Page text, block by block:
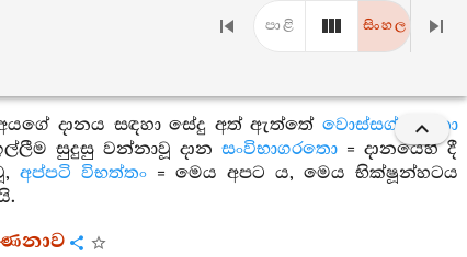
පාළි සිංහල
දානය සඳහා සේදු අත් ඇත්තේ වොස්සග්ගරතො
සුදුසු වන්නාවූ දාන සංවිභාගරතො= දානයෙහි දී
අප්පටි විභත්තං = මෙය අපට ය, මෙය භික්ෂූන්හටය